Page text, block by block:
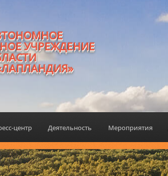
УЧРЕЖДЕНИЕ
центр Деятельность Мероприятия